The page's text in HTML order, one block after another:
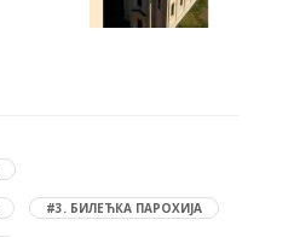
#3. БИЛЕЋКА ПАРОХИЈА